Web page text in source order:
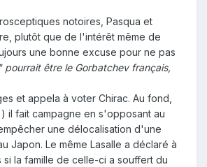
notoires, Pasqua et
plutôt que de l'intérêt même de
une bonne excuse pour ne pas
" pourrait être le Gorbatchev français,
et appela à voter Chirac. Au fond,
il fait campagne en s'opposant au
une délocalisation d'une
Japon. Le même Lasalle a déclaré à
la famille de celle-ci a souffert du